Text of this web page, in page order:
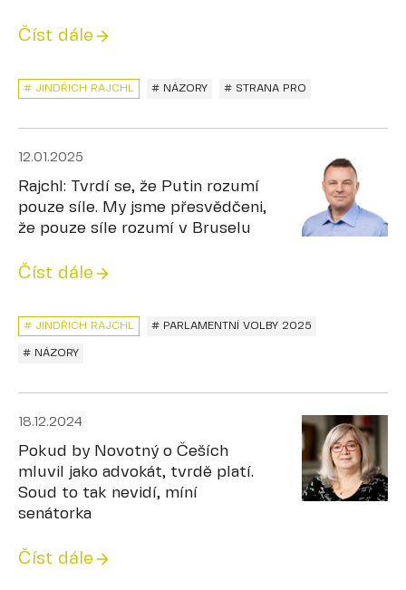
Číst dále
# NÁZORY # STRANA PRO
# JINDŘICH RAJCHL
12.01.2025
Rajchl: Tvrdí se, že Putin rozumí
pouze síle. My jsme přesvědčeni,
že pouze síle rozumí v Bruselu
Číst dále
# PARLAMENTNÍ VOLBY 2025
# NÁZORY
# JINDŘICH RAJCHL
18.12.2024
Pokud by Novotný o Češích
mluvil jako advokát, tvrdě platí.
Soud to tak nevidí, míní
senátorka
Číst dále